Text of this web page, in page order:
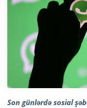
Son günlərdə sosial